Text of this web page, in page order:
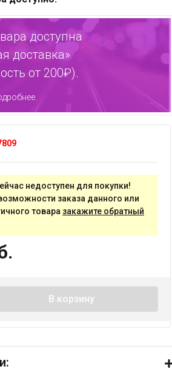
доступна
доставка»
от 200₽).
недоступен для покупки!
заказа данного или
товара закажите обратный
В корзину